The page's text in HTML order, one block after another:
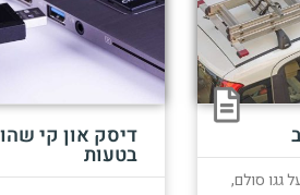
גגו סולם,
דיסק און קי
בטעות